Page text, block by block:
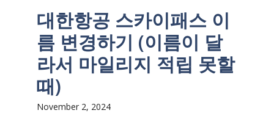
대한항공 스카이패스 이
름 변경하기 (이름이 달
라서 마일리지 적립 못할
때)
November 2, 2024